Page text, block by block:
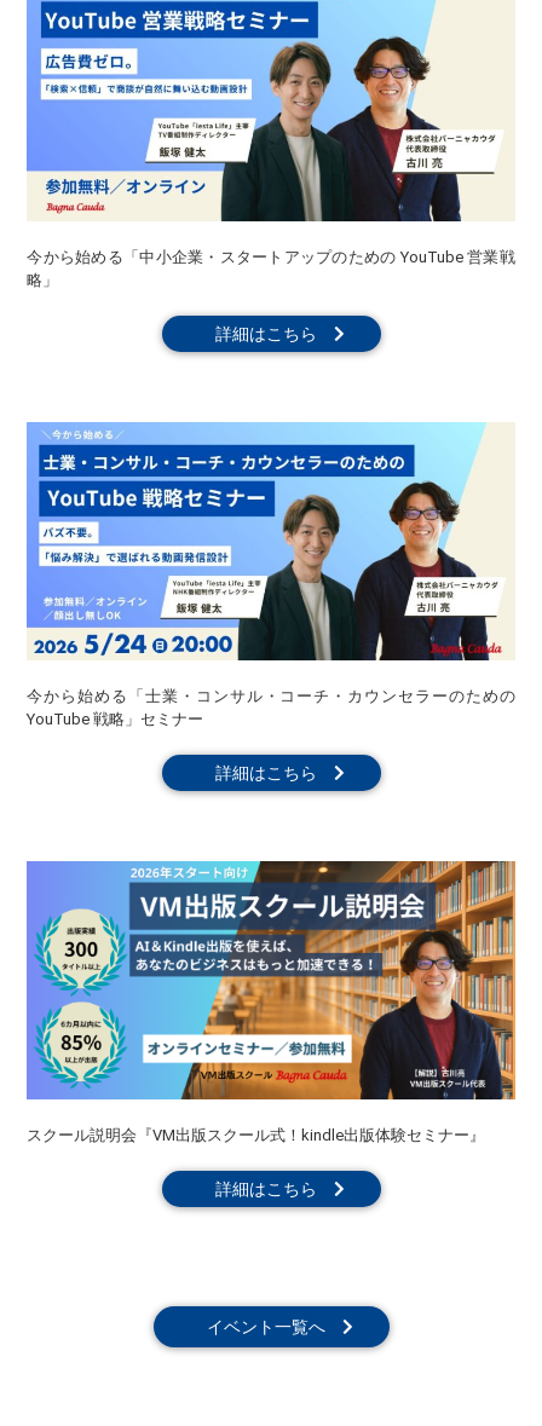
今から始める「中小企業・スタートアップのための YouTube 営業戦
略」
詳細はこちら
今から始める「士業・コンサル・コーチ・カウンセラーのための
YouTube 戦略」セミナー
詳細はこちら
スクール説明会『VM出版スクール式！kindle出版体験セミナー』
詳細はこちら
イベント一覧へ